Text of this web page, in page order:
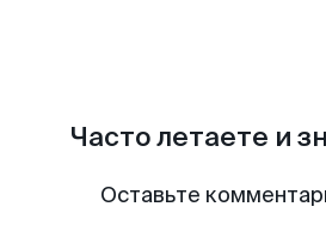
Часто летаете и
Оставьте